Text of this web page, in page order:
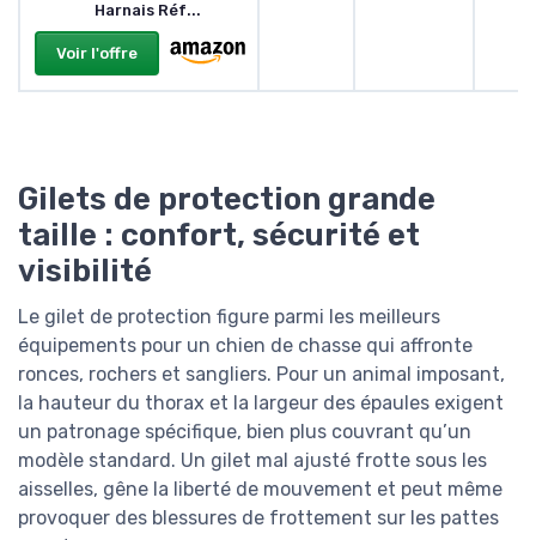
Harnais Réf...
Voir l'offre
Gilets de protection grande
taille : confort, sécurité et
visibilité
Le gilet de protection figure parmi les meilleurs
équipements pour un chien de chasse qui affronte
ronces, rochers et sangliers. Pour un animal imposant,
la hauteur du thorax et la largeur des épaules exigent
un patronage spécifique, bien plus couvrant qu’un
modèle standard. Un gilet mal ajusté frotte sous les
aisselles, gêne la liberté de mouvement et peut même
provoquer des blessures de frottement sur les pattes